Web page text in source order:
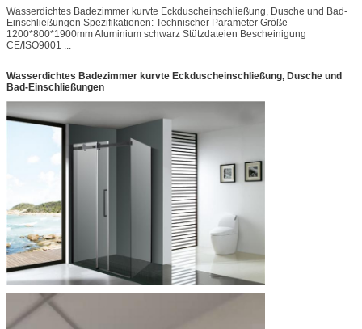
Wasserdichtes Badezimmer kurvte Eckduscheinschließung, Dusche und Bad-
Einschließungen Spezifikationen: Technischer Parameter Größe
1200*800*1900mm Aluminium schwarz Stützdateien Bescheinigung
CE/ISO9001 ...
Wasserdichtes Badezimmer kurvte Eckduscheinschließung, Dusche und
Bad-Einschließungen